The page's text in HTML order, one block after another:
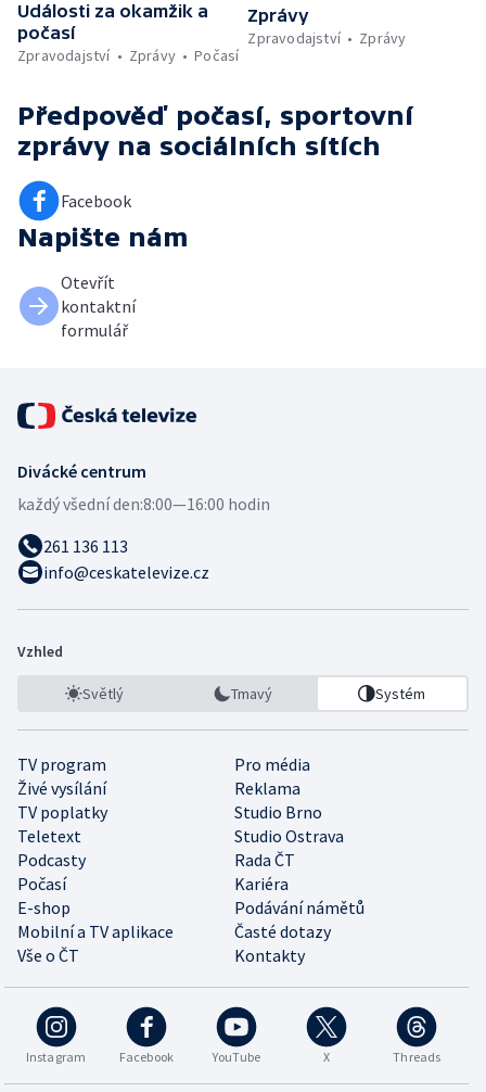
Události za okamžik a
počasí
Zpravodajství
Zprávy Počasí
Zprávy
Zpravodajství
Zprávy
Předpověď počasí, sportovní
zprávy na sociálních sítích
Facebook
Napište nám
Otevřít
kontaktní
formulář
Divácké centrum
každý všední den:8:00—16:00 hodin
261 136 113
info@ceskatelevize.cz
Vzhled
Světlý Tmavý Systém
TV program
Pro média
Živé vysílání
Reklama
TV poplatky
Studio Brno
Teletext
Studio Ostrava
Podcasty
Rada ČT
Počasí
Kariéra
E-shop
Podávání námětů
Mobilní a TV aplikace
Časté dotazy
Vše o ČT
Kontakty
Instagram Facebook YouTube X Threads